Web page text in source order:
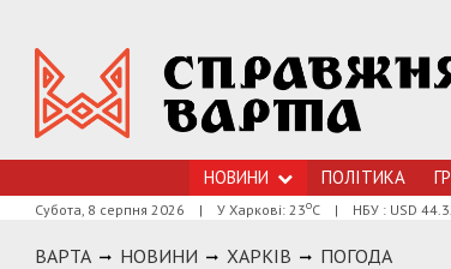
НОВИНИ ПОЛІТИКА
Субота, 8 серпня 2026 | У Харкові: 23оС | НБУ : USD
ВАРТА НОВИНИ ХАРКIВ ПОГОДА